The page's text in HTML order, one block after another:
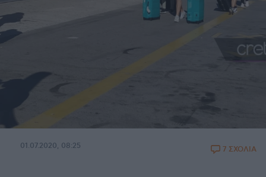
01.07.2020, 08:25 7 ΣΧΟΛΙΑ